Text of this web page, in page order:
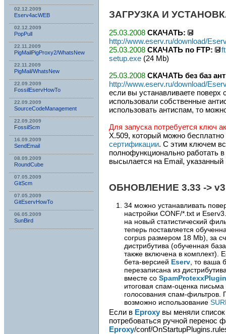
02.12.2009
Eserv4acWEB
02.12.2009
PopPull
22.11.2009
PigMailPigProxy2/WhatsNew
22.11.2009
PigMail/WhatsNew
22.09.2009
FossilEservHowTo
22.09.2009
SourceCodeManagement
22.09.2009
FossilScm
16.09.2009
SendEmail
08.09.2009
RoundCube
07.05.2009
GitScm
07.05.2009
GitEservHowTo
06.05.2009
SunBird
ЗАГРУЗКА И
25.03.2008 СКАЧАТЬ:
http://www.eserv.ru/download/
25.03.2008 СКАЧАТЬ по FTP:
setup.exe (24 Mb)
25.03.2008 СКАЧАТЬ без баз
http://www.eserv.ru/download/
если вы устанавливаете поверх
использовали собственные
использовать антиспам, то
Для запуска потребуется ключ
X.509, который можно
сертификации. С этим ключем
полнофункционально работать
высылается на Email,
ОБНОВЛЕНИЕ 3.33 ->
34 можно устанавливать
настройки CONF/*.txt и
на новый статистический
теперь поставляется
corpus размером 18 Mb), за
дистрибутива (обученная
также включена в комплект).
бета-версией Eserv , то ваша
перезаписана из
вместе со SpamProtexxPlugin
итоговая спам-оценка
голосования спам-
возможно использование
Если в Eproxy вы меняли
потребоваться ручной перенос
Eproxy/conf/